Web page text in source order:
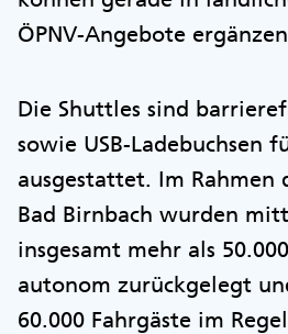
ÖPNV-Angebote
Die Shuttles sind
sowie USB-Ladebuchsen
ausgestattet. Im Rahmen
Bad Birnbach wurden
insgesamt mehr als
autonom zurückgelegt
60.000 Fahrgäste im